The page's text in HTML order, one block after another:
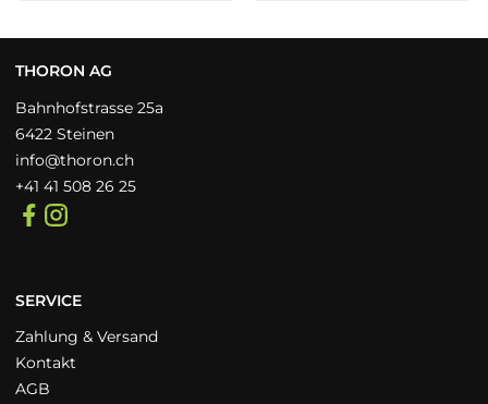
THORON AG
Bahnhofstrasse 25a
6422 Steinen
info@thoron.ch
+41 41 508 26 25
SERVICE
Zahlung & Versand
Kontakt
AGB